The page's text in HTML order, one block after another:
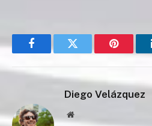
FacebookTwitter Pinterest
Diego Velázquez
Website